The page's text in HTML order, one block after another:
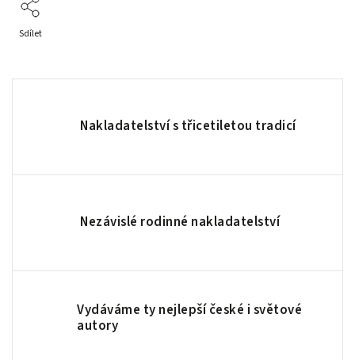
Sdílet
Nakladatelství s třicetiletou tradicí
Nezávislé rodinné nakladatelství
Vydáváme ty nejlepší české i světové
autory